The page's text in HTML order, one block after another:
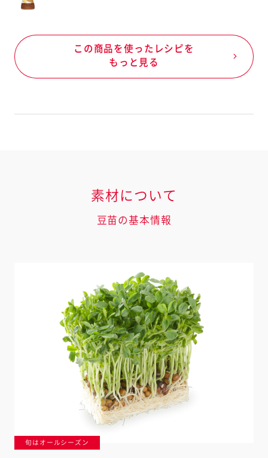
この商品を使ったレシピを
もっと見る
素材について
豆苗の基本情報
旬はオールシーズン